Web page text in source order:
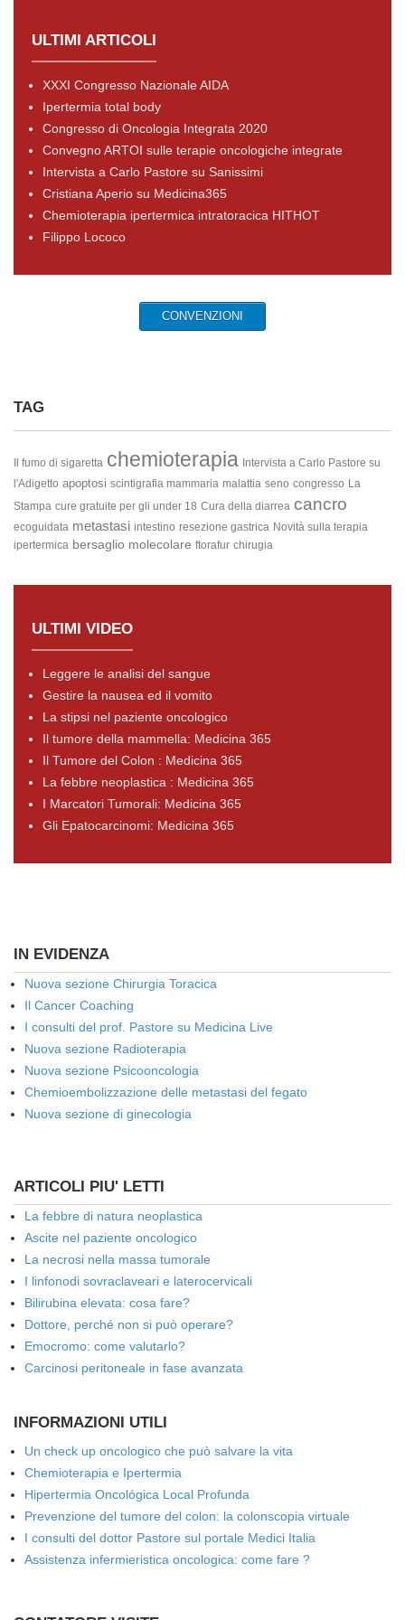
ULTIMI ARTICOLI
XXXI Congresso Nazionale AIDA
Ipertermia total body
Congresso di Oncologia Integrata 2020
Convegno ARTOI sulle terapie oncologiche integrate
Intervista a Carlo Pastore su Sanissimi
Cristiana Aperio su Medicina365
Chemioterapia ipertermica intratoracica HITHOT
Filippo Lococo
CONVENZIONI
TAG
Il fumo di sigaretta chemioterapia Intervista a Carlo Pastore su
l'Adigetto apoptosi scintigrafia mammaria malattia seno congresso La
Stampa cure gratuite per gli under 18 Cura della diarrea cancro
ecoguidata metastasi intestino resezione gastrica Novità sulla terapia
ipertermica bersaglio molecolare ftorafur chirugia
ULTIMI VIDEO
Leggere le analisi del sangue
Gestire la nausea ed il vomito
La stipsi nel paziente oncologico
Il tumore della mammella: Medicina 365
Il Tumore del Colon : Medicina 365
La febbre neoplastica : Medicina 365
I Marcatori Tumorali: Medicina 365
Gli Epatocarcinomi: Medicina 365
IN EVIDENZA
Nuova sezione Chirurgia Toracica
Il Cancer Coaching
I consulti del prof. Pastore su Medicina Live
Nuova sezione Radioterapia
Nuova sezione Psicooncologia
Chemioembolizzazione delle metastasi del fegato
Nuova sezione di ginecologia
ARTICOLI PIU' LETTI
La febbre di natura neoplastica
Ascite nel paziente oncologico
La necrosi nella massa tumorale
I linfonodi sovraclaveari e laterocervicali
Bilirubina elevata: cosa fare?
Dottore, perché non si può operare?
Emocromo: come valutarlo?
Carcinosi peritoneale in fase avanzata
INFORMAZIONI UTILI
Un check up oncologico che può salvare la vita
Chemioterapia e Ipertermia
Hipertermia Oncológica Local Profunda
Prevenzione del tumore del colon: la colonscopia virtuale
I consulti del dottor Pastore sul portale Medici Italia
Assistenza infermieristica oncologica: come fare ?